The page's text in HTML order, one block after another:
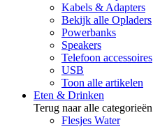
Kabels & Adapters
Bekijk alle Opladers
Powerbanks
Speakers
Telefoon accessoires
USB
Toon alle artikelen
Eten & Drinken
Terug naar alle categorieën
Flesjes Water